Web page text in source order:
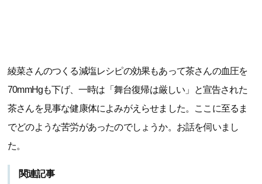
綾菜さんのつくる減塩レシピの効果もあって茶さんの血圧を
70mmHgも下げ、一時は「舞台復帰は厳しい」と宣告された
茶さんを見事な健康体によみがえらせました。ここに至るま
でどのような苦労があったのでしょうか。お話を伺いまし
た。
関連記事